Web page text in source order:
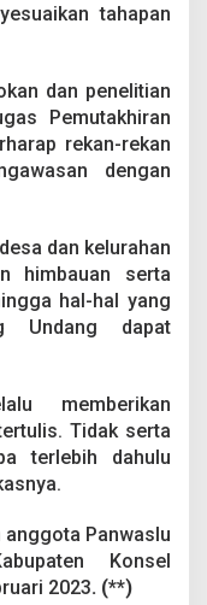
tahapan
dan penelitian
Pemutakhiran
rekan-rekan
dengan
dan kelurahan
himbauan serta
hal-hal yang
Undang dapat
memberikan
Tidak serta
terlebih dahulu
anggota Panwaslu
Konsel
2023. (**)